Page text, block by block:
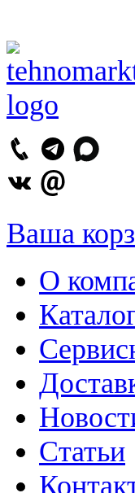
Ваша
О
Статьи